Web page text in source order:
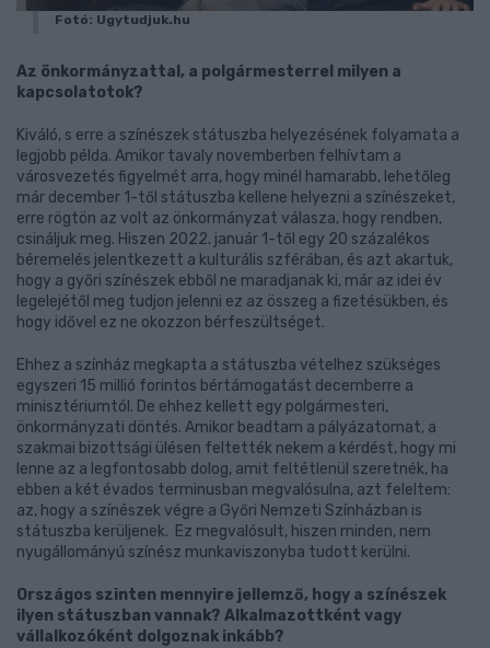
Fotó: Ugytudjuk.hu
Az önkormányzattal, a polgármesterrel milyen a
kapcsolatotok?
Kiváló, s erre a színészek státuszba helyezésének folyamata a
legjobb példa. Amikor tavaly novemberben felhívtam a
városvezetés figyelmét arra, hogy minél hamarabb, lehetőleg
már december 1-től státuszba kellene helyezni a színészeket,
erre rögtön az volt az önkormányzat válasza, hogy rendben,
csináljuk meg. Hiszen 2022. január 1-től egy 20 százalékos
béremelés jelentkezett a kulturális szférában, és azt akartuk,
hogy a győri színészek ebből ne maradjanak ki, már az idei év
legelejétől meg tudjon jelenni ez az összeg a fizetésükben, és
hogy idővel ez ne okozzon bérfeszültséget.
Ehhez a színház megkapta a státuszba vételhez szükséges
egyszeri 15 millió forintos bértámogatást decemberre a
minisztériumtól. De ehhez kellett egy polgármesteri,
önkormányzati döntés. Amikor beadtam a pályázatomat, a
szakmai bizottsági ülésen feltették nekem a kérdést, hogy mi
lenne az a legfontosabb dolog, amit feltétlenül szeretnék, ha
ebben a két évados terminusban megvalósulna, azt feleltem:
az, hogy a színészek végre a Győri Nemzeti Színházban is
státuszba kerüljenek. Ez megvalósult, hiszen minden, nem
nyugállományú színész munkaviszonyba tudott kerülni.
Országos szinten mennyire jellemző, hogy a színészek
ilyen státuszban vannak? Alkalmazottként vagy
vállalkozóként dolgoznak inkább?